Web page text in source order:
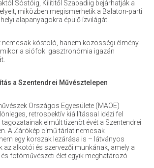
Sóstóig, Kilititől Szabadiig bejárhatják a
miközben megismerhetik a Balaton-parti
alapanyagokra épülő ízvilágát.
nemcsak kóstoló, hanem közösségi élmény
a siófoki gasztronómia igazán
a Szentendrei Művésztelepen
Országos Egyesülete (MAOE)
retrospektív kiállítással idézi fel
elmúlt tizenöt évét a Szentendrei
A Zárókép című tárlat nemcsak
egy korszak lezárása is – látványos
az alkotói és szervezői munkának, amely a
és fotóművészeti élet egyik meghatározó